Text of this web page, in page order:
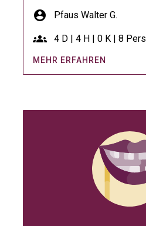
account_circle Pfaus Walter G.
groups 4 D | 4 H | 0 K | 8 Pers
MEHR ERFAHREN